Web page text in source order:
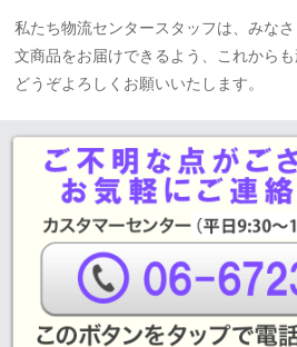
私たち物流センタースタッフは、みな
文商品をお届けできるよう、これからも
どうぞよろしくお願いいたします。